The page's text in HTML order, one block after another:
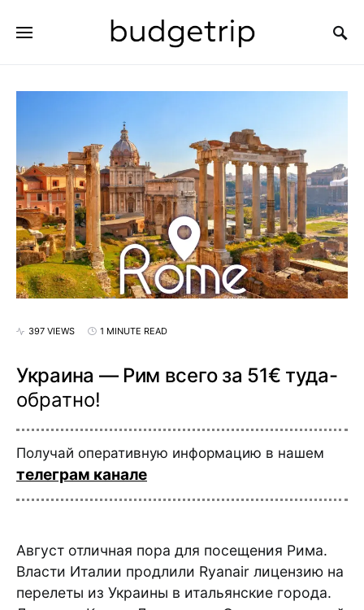
397 VIEWS 1 MINUTE READ
Украина — Рим всего за 51€ туда-
обратно!
Получай оперативную информацию в нашем
телеграм канале
Август отличная пора для посещения Рима.
Власти Италии продлили Ryanair лицензию на
перелеты из Украины в итальянские города.